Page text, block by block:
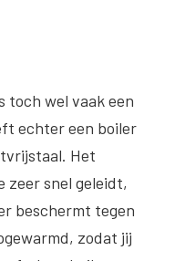
toch wel vaak een
echter een boiler
Het
zeer snel geleidt,
beschermt tegen
zodat jij